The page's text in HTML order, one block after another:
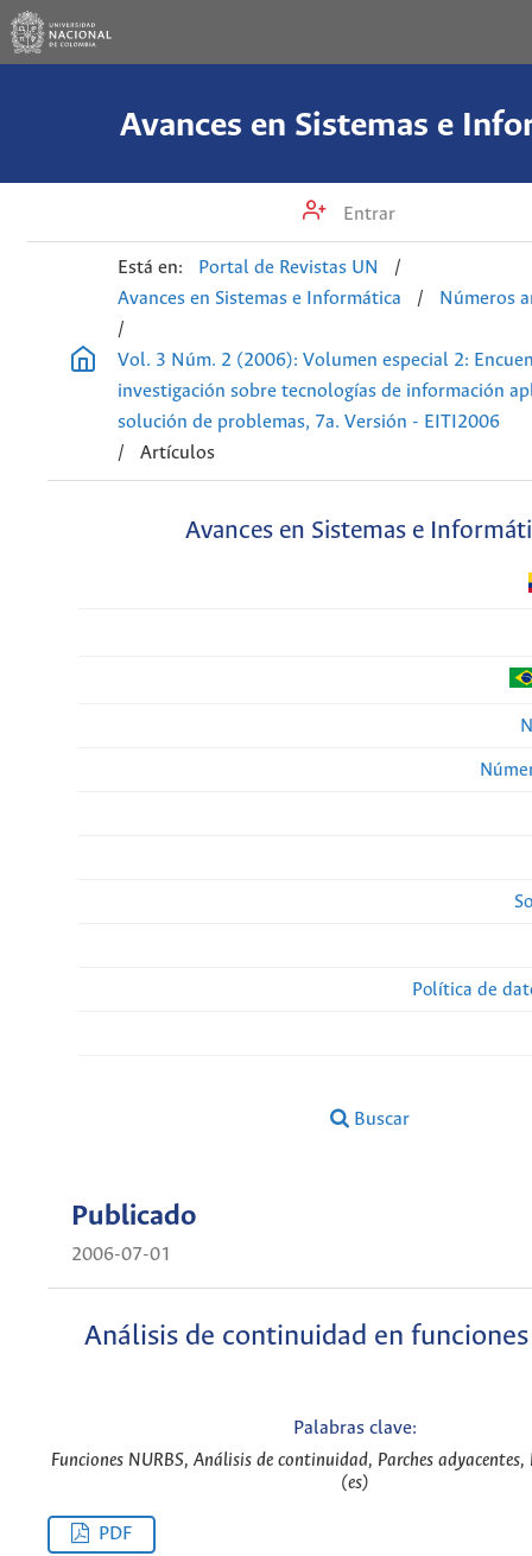
Avances en Sistemas e
Entrar
Está en: Portal de Revistas UN
/
Avances en Sistemas e Informática
/
Números
/
Vol. 3 Núm. 2 (2006): Volumen especial 2:
investigación sobre tecnologías de información
solución de problemas, 7a. Versión - EITI2006
/
Artículos
Avances en Sistemas e
Política de
Buscar
Publicado
2006-07-01
Análisis de continuidad en funciones
Palabras clave:
Funciones NURBS, Análisis de continuidad, Parches adyacentes,
(es)
PDF